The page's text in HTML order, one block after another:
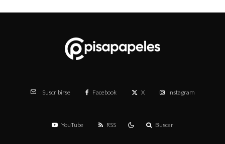
Suscribirse Facebook X Instagram
YouTube RSS Buscar